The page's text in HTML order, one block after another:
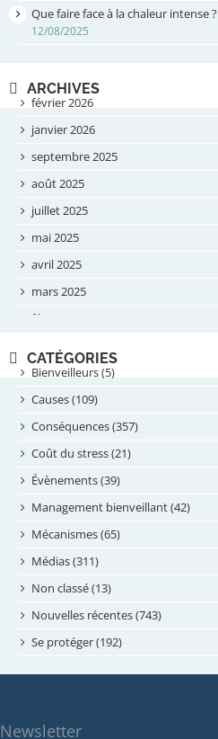
Que faire face à la chaleur intense ?
12/08/2025
ARCHIVES
février 2026
janvier 2026
septembre 2025
août 2025
juillet 2025
mai 2025
avril 2025
mars 2025
février 2025
septembre 2024
août 2024
juillet 2024
juin 2024
mai 2024
avril 2024
février 2024
janvier 2024
novembre 2023
octobre 2023
septembre 2023
mars 2023
CATÉGORIES
Bienveilleurs (5)
Causes (109)
Conséquences (357)
Coût du stress (21)
Évènements (39)
Management bienveillant (42)
Mécanismes (65)
Médias (311)
Non classé (13)
Nouvelles récentes (743)
Se protéger (192)
Newsletter